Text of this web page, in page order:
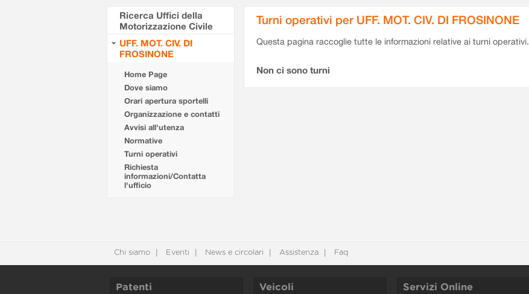
Ricerca Uffici della
Motorizzazione Civile
UFF. MOT. CIV. DI
FROSINONE
Home Page
Dove siamo
Orari apertura sportelli
Organizzazione e contatti
Avvisi all'utenza
Normative
Turni operativi
Richiesta
informazioni/Contatta
l'ufficio
Turni operativi per UFF. MOT. CIV. DI FROSINONE
Questa pagina raccoglie tutte le informazioni relative ai turni operativi.
Non ci sono turni
Chi siamo Eventi News e circolari Assistenza Faq
Patenti Veicoli Servizi Online